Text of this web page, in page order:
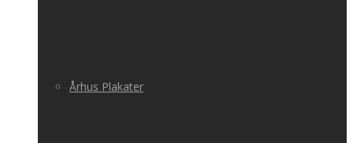
Århus Plakater